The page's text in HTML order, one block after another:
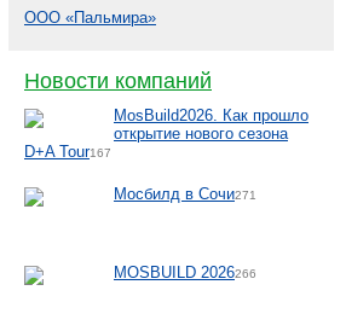
ООО «Пальмира»
Новости компаний
MosBuild2026. Как прошло
открытие нового сезона
D+A Tour167
Мосбилд в Сочи271
MOSBUILD 2026266